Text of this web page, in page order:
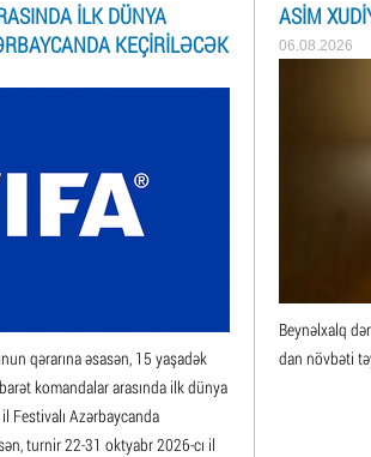
ILK DÜNYA
KEÇIRILƏCƏK
qərarına əsasən, 15 yaşadək
komandalar arasında ilk dünya
Festivalı Azərbaycanda
turnir 22-31 oktyabr 2026-cı il
ASIM
06.08.2026
Beynəlxalq
dan növbəti